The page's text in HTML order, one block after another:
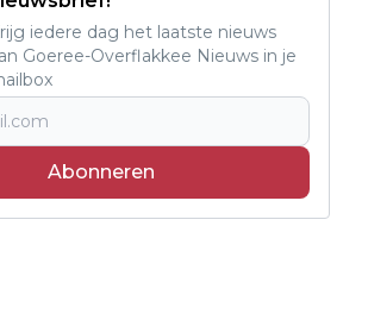
iedere dag het laatste nieuws
Goeree-Overflakkee Nieuws in je
Abonneren